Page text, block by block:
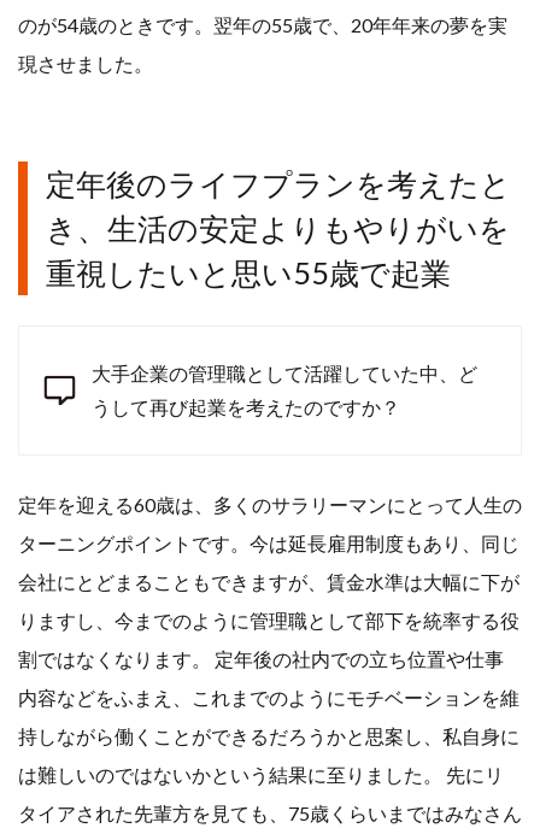
のが54歳のときです。翌年の55歳で、20年年来の夢を実
現させました。
定年後のライフプランを考えたと
き、生活の安定よりもやりがいを
重視したいと思い55歳で起業
大手企業の管理職として活躍していた中、ど
うして再び起業を考えたのですか？
定年を迎える60歳は、多くのサラリーマンにとって人生の
ターニングポイントです。今は延長雇用制度もあり、同じ
会社にとどまることもできますが、賃金水準は大幅に下が
りますし、今までのように管理職として部下を統率する役
割ではなくなります。 定年後の社内での立ち位置や仕事
内容などをふまえ、これまでのようにモチベーションを維
持しながら働くことができるだろうかと思案し、私自身に
は難しいのではないかという結果に至りました。 先にリ
タイアされた先輩方を見ても、75歳くらいまではみなさん